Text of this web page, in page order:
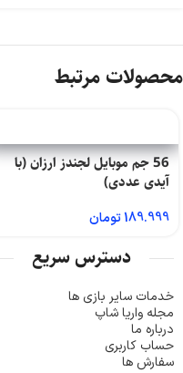
محصولات مرتبط
56 جم موبایل لجندز ارزان (با
آیدی عددی)
189.999تومان
دسترس سریع
خدمات سایر بازی ها
مجله واریا شاپ
درباره ما
حساب کاربری
سفارش ها